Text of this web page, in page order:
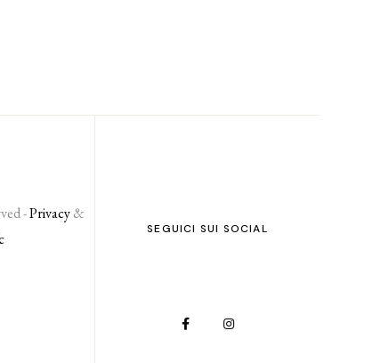
-Privacy&
SEGUICI SUI SOCIAL